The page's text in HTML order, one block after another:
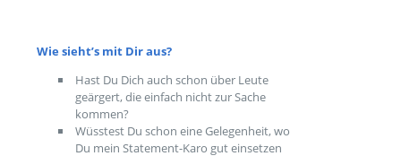
Wie sieht’s mit Dir aus?
Hast Du Dich auch schon über Leute
geärgert, die einfach nicht zur Sache
kommen?
Wüsstest Du schon eine Gelegenheit, wo
Du mein Statement-Karo gut einsetzen